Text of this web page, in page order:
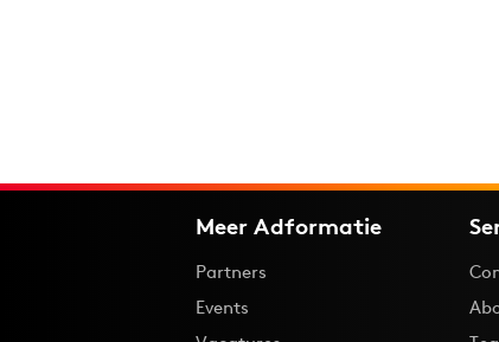
Meer Adformatie
Partners
Events